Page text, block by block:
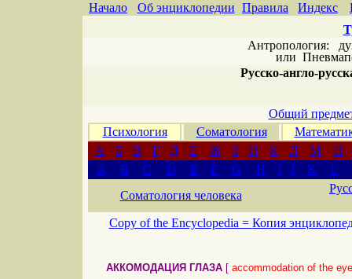
Начало Об энциклопедии Правила Индекс
Антропология:
или
Русско-англо-
Общий
Психология
Соматология
А
Б В Г Д Е Ж З И К Л М
Н
A
B C D E F G H I J K
L
Соматология человека
Copy of the Encyclopedia = Копия
АККОМОДАЦИЯ ГЛАЗА [ accommodation of the eye